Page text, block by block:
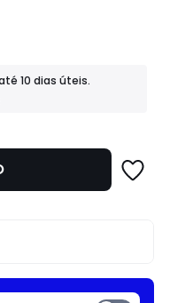
10 dias úteis.